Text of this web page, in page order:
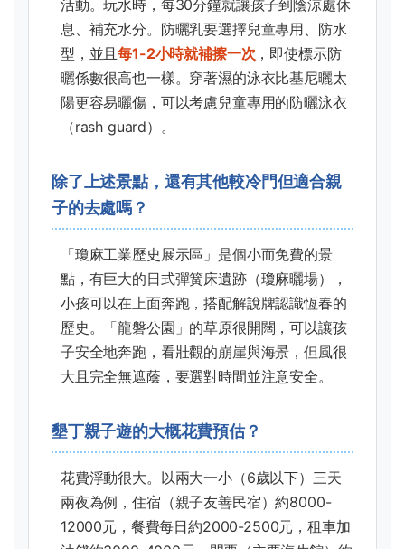
活動。玩水時，每30分鐘就讓孩子到陰涼處休
息、補充水分。防曬乳要選擇兒童專用、防水
型，並且每1-2小時就補擦一次 ，即使標示防
曬係數很高也一樣。穿著濕的泳衣比基尼曬太
陽更容易曬傷，可以考慮兒童專用的防曬泳衣
（rash guard）。
除了上述景點，還有其他較冷門但適合親
子的去處嗎？
「瓊麻工業歷史展示區」是個小而免費的景
點，有巨大的日式彈簧床遺跡（瓊麻曬場），
小孩可以在上面奔跑，搭配解說牌認識恆春的
歷史。「龍磐公園」的草原很開闊，可以讓孩
子安全地奔跑，看壯觀的崩崖與海景，但風很
大且完全無遮蔭，要選對時間並注意安全。
墾丁親子遊的大概花費預估？
花費浮動很大。以兩大一小（6歲以下）三天
兩夜為例，住宿（親子友善民宿）約8000-
12000元，餐費每日約2000-2500元，租車加